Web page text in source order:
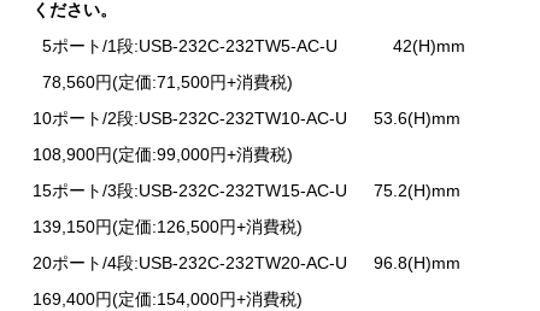
ください。
5ポート/1段:USB-232C-232TW5-AC-U 42(H)mm
78,560円(定価:71,500円+消費税)
10ポート/2段:USB-232C-232TW10-AC-U 53.6(H)mm
108,900円(定価:99,000円+消費税)
15ポート/3段:USB-232C-232TW15-AC-U 75.2(H)mm
139,150円(定価:126,500円+消費税)
20ポート/4段:USB-232C-232TW20-AC-U 96.8(H)mm
169,400円(定価:154,000円+消費税)